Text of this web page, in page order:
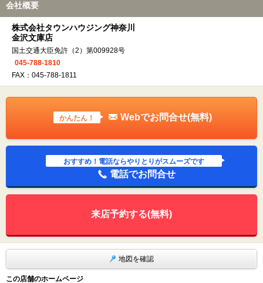
会社概要
株式会社タウンハウジング神奈川
金沢文庫店
国土交通大臣免許（2）第009928号
045-788-1810
FAX：045-788-1811
かんたん！ Webでお問合せ(無料)
おすすめ！電話ならやりとりがスムーズです
電話でお問合せ
来店予約する(無料)
地図を確認
この店舗のホームページ